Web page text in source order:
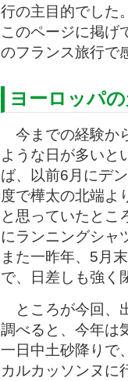
行の主目的でした
このページに掲げ
のフランス旅行で
ヨーロッパ
今までの経験か
ような日が多いと
ば、以前6月にデ
度で樺太の北端よ
と思っていたとこ
にランニングシャ
また一昨年、5月
で、日差しも強く
ところが今回、
調べると、今年は
一日中土砂降りで
カルカッソンヌに